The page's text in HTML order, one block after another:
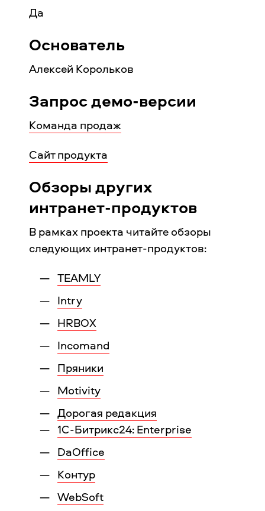
Да
Основатель
Алексей Корольков
Запрос демо-версии
Команда продаж
Сайт продукта
Обзоры других
интранет-продуктов
В рамках проекта читайте обзоры
следующих интранет-продуктов:
TEAMLY
Intry
HRBOX
Incomand
Пряники
Motivity
Дорогая редакция
1С-Битрикс24: Enterprise
DaOffice
Контур
WebSoft